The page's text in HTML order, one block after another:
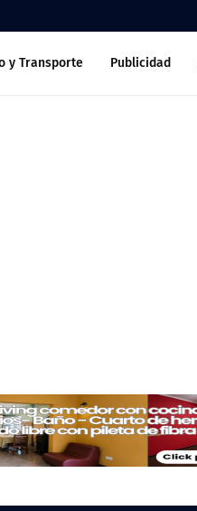
y Transporte Publicidad